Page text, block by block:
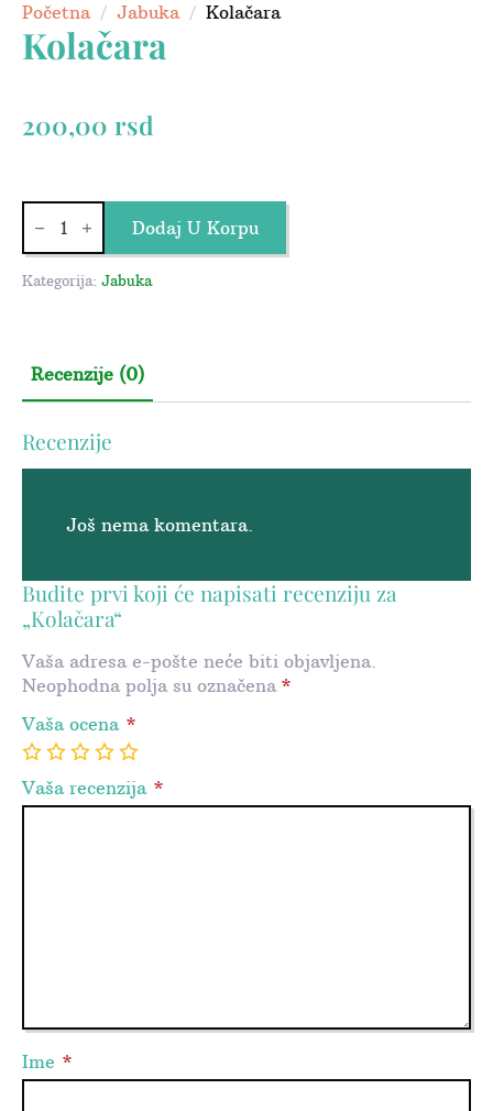
Početna Jabuka Kolačara
Kolačara
200,00 rsd
Kolačara
količina
Dodaj U Korpu
Kategorija: Jabuka
Recenzije (0)
Recenzije
Još nema komentara.
Budite prvi koji će napisati recenziju za
„Kolačara“
Vaša adresa e-pošte neće biti objavljena.
Neophodna polja su označena *
Vaša ocena *
1
2 3 4 5
Vaša recenzija *
Ime *